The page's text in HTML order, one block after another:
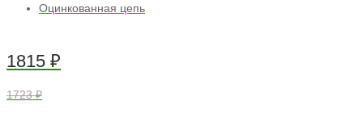
Оцинкованная цепь
1815 ₽
1723 ₽